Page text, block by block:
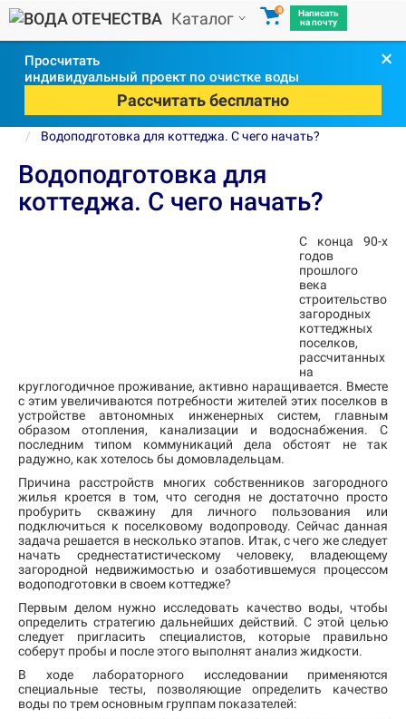
Каталог 0
Написать
на почту
Просчитать
индивидуальный проект по очистке воды
Рассчитать бесплатно
×
Водоподготовка для коттеджа. С чего начать?
Водоподготовка для
коттеджа. С чего начать?
С конца 90-х
годов
прошлого
века
строительство
загородных
коттеджных
поселков,
рассчитанных
на
круглогодичное проживание, активно наращивается. Вместе
с этим увеличиваются потребности жителей этих поселков в
устройстве автономных инженерных систем, главным
образом отопления, канализации и водоснабжения. С
последним типом коммуникаций дела обстоят не так
радужно, как хотелось бы домовладельцам.
Причина расстройств многих собственников загородного
жилья кроется в том, что сегодня не достаточно просто
пробурить скважину для личного пользования или
подключиться к поселковому водопроводу. Сейчас данная
задача решается в несколько этапов. Итак, с чего же следует
начать среднестатистическому человеку, владеющему
загородной недвижимостью и озаботившемуся процессом
водоподготовки в своем коттедже?
Первым делом нужно исследовать качество воды, чтобы
определить стратегию дальнейших действий. С этой целью
следует пригласить специалистов, которые правильно
соберут пробы и после этого выполнят анализ жидкости.
В ходе лабораторного исследовании применяются
специальные тесты, позволяющие определить качество
воды по трем основным группам показателей: